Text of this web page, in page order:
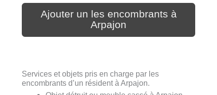
Ajouter un les encombrants à
Arpajon
Services et objets pris en charge par les
encombrants d’un résident à Arpajon.